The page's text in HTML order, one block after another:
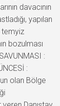
davacının
yapılan
temyiz
bozulması
:
:
olan Bölge